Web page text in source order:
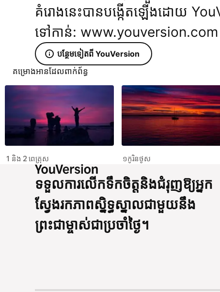
គំរោងនេះបានបង្កើតឡើងដោយ
ទៅកាន់: www.youversion.com
បន្ថែមទៀតពី YouVersion
គម្រោងអានដែលពាក់ព័ន្ធ
1 និង 2 ពេត្រុស ១​កូរិនថូស
ទទួលការលើកទឹកចិត្តនិងជំរុញឱ្យអ្នក
ស្វែងរកភាពស្និទ្ធស្នាលជាមួយនឹង
ព្រះជាម្ចាស់ជាប្រចាំថ្ងៃ។